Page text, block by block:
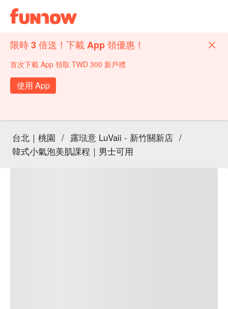
限時 3 倍送！下載 App 領優惠！
首次下載 App 領取 TWD 300 新戶禮
使用 App
台北｜桃園 / 露琺意 LuVaii - 新竹關新店 /
韓式小氣泡美肌課程｜男士可用